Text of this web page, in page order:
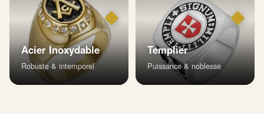
◆
Acier Inoxydable
Robuste & intemporel
◆
Templier
Puissance & noblesse